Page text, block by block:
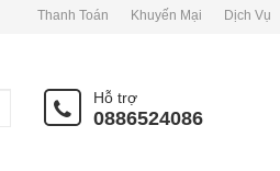
Thanh Toán Khuyến Mại Dịch Vụ
Hỗ trợ
0886524086